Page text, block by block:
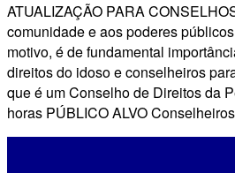
ATUALIZAÇÃO PARA
comunidade e aos poderes
motivo, é de fundamental
direitos do idoso e conselheiros
que é um Conselho de Direitos da
horas PÚBLICO ALVO